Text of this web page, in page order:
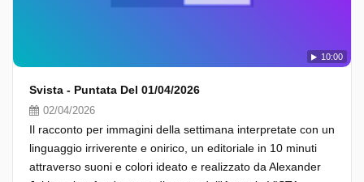
10:00
Svista - Puntata Del 01/04/2026
02/04/2026
Il racconto per immagini della settimana interpretate con un
linguaggio irriverente e onirico, un editoriale in 10 minuti
attraverso suoni e colori ideato e realizzato da Alexander